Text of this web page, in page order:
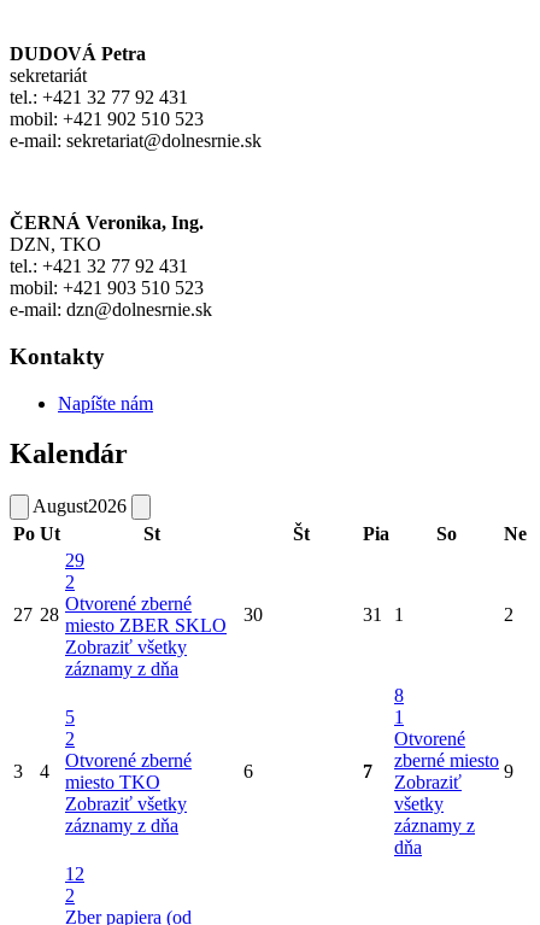
DUDOVÁ Petra
sekretariát
tel.: +421 32 77 92 431
mobil: +421 902 510 523
e-mail: sekretariat@dolnesrnie.sk
ČERNÁ Veronika, Ing.
DZN, TKO
tel.: +421 32 77 92 431
mobil: +421 903 510 523
e-mail: dzn@dolnesrnie.sk
Kontakty
Napíšte nám
Kalendár
August2026
Po Ut St Št Pia So Ne
27 28
29
2
Otvorené zberné
miesto ZBER SKLO
Zobraziť všetky
záznamy z dňa
30 31 1 2
3 4
5
2
Otvorené zberné
miesto TKO
Zobraziť všetky
záznamy z dňa
6 7
8
1
Otvorené
zberné miesto
Zobraziť
všetky
záznamy z
dňa
9
12
2
Zber papiera (od